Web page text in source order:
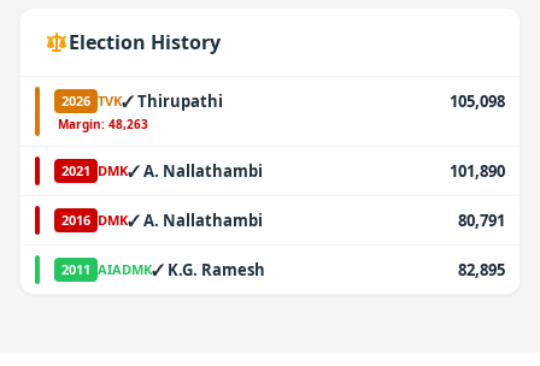
Election History
2026 TVK✓Thirupathi 105,098
·Margin: 48,263
2021 DMK✓A. Nallathambi 101,890
2016 DMK✓A. Nallathambi 80,791
2011 AIADMK✓ K.G. Ramesh 82,895